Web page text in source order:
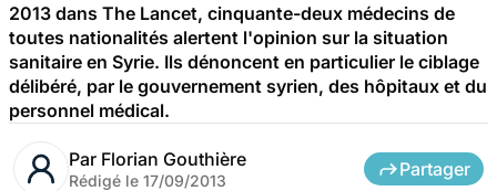
2013 dans The Lancet, cinquante-deux médecins de
toutes nationalités alertent l'opinion sur la situation
sanitaire en Syrie. Ils dénoncent en particulier le ciblage
délibéré, par le gouvernement syrien, des hôpitaux et du
personnel médical.
Par Florian Gouthière
Rédigé le 17/09/2013
Partager